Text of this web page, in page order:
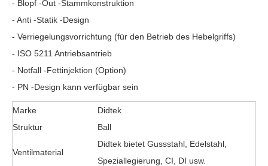
- Blopf -Out -Stammkonstruktion
- Anti -Statik -Design
- Verriegelungsvorrichtung (für den Betrieb des Hebelgriffs)
- ISO 5211 Antriebsantrieb
- Notfall -Fettinjektion (Option)
- PN -Design kann verfügbar sein
Marke
Didtek
Struktur
Ball
Ventilmaterial
Didtek bietet Gussstahl, Edelstahl,
Speziallegierung, CI, DI usw.